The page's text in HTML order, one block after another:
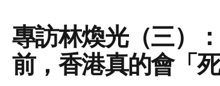
專訪林煥光（三）
前，香港真的會「